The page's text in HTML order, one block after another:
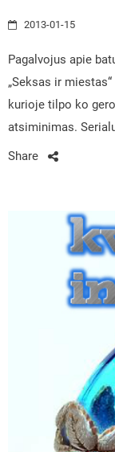
2013-01-15
Pagalvojus apie
„Seksas ir
kurioje tilpo ko
atsiminimas.
Share